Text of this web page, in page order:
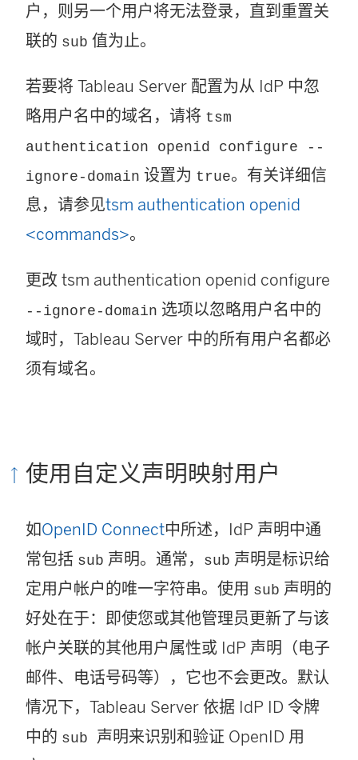
户，则另一个用户将无法登录，直到重置关
联的 sub 值为止。
若要将 Tableau Server 配置为从 IdP 中忽
略用户名中的域名，请将 tsm
authentication openid configure --
ignore-domain 设置为 true。有关详细信
息，请参见tsm authentication openid
<commands>。
更改 tsm authentication openid configure
--ignore-domain 选项以忽略用户名中的
域时，Tableau Server 中的所有用户名都必
须有域名。
使用自定义声明映射用户
如OpenID Connect中所述，IdP 声明中通
常包括 sub 声明。通常， sub 声明是标识给
定用户帐户的唯一字符串。使用 sub 声明的
好处在于：即使您或其他管理员更新了与该
帐户关联的其他用户属性或 IdP 声明（电子
邮件、电话号码等），它也不会更改。默认
情况下， Tableau Server 依据 IdP ID 令牌
中的 sub 声明来识别和验证 OpenID 用